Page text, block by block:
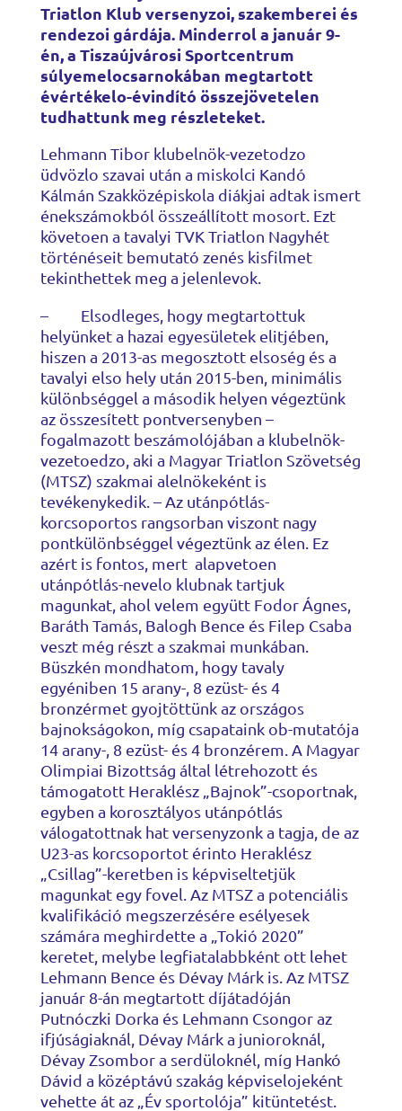
Triatlon Klub versenyzoi, szakemberei és
rendezoi gárdája. Minderrol a január 9-
én, a Tiszaújvárosi Sportcentrum
súlyemelocsarnokában megtartott
évértékelo-évindító összejövetelen
tudhattunk meg részleteket.
Lehmann Tibor klubelnök-vezetodzo
üdvözlo szavai után a miskolci Kandó
Kálmán Szakközépiskola diákjai adtak ismert
énekszámokból összeállított mosort. Ezt
követoen a tavalyi TVK Triatlon Nagyhét
történéseit bemutató zenés kisfilmet
tekinthettek meg a jelenlevok.
– Elsodleges, hogy megtartottuk
helyünket a hazai egyesületek elitjében,
hiszen a 2013-as megosztott elsoség és a
tavalyi elso hely után 2015-ben, minimális
különbséggel a második helyen végeztünk
az összesített pontversenyben –
fogalmazott beszámolójában a klubelnök-
vezetoedzo, aki a Magyar Triatlon Szövetség
(MTSZ) szakmai alelnökeként is
tevékenykedik. – Az utánpótlás-
korcsoportos rangsorban viszont nagy
pontkülönbséggel végeztünk az élen. Ez
azért is fontos, mert alapvetoen
utánpótlás-nevelo klubnak tartjuk
magunkat, ahol velem együtt Fodor Ágnes,
Baráth Tamás, Balogh Bence és Filep Csaba
veszt még részt a szakmai munkában.
Büszkén mondhatom, hogy tavaly
egyéniben 15 arany-, 8 ezüst- és 4
bronzérmet gyojtöttünk az országos
bajnokságokon, míg csapataink ob-mutatója
14 arany-, 8 ezüst- és 4 bronzérem. A Magyar
Olimpiai Bizottság által létrehozott és
támogatott Heraklész „Bajnok”-csoportnak,
egyben a korosztályos utánpótlás
válogatottnak hat versenyzonk a tagja, de az
U23-as korcsoportot érinto Heraklész
„Csillag”-keretben is képviseltetjük
magunkat egy fovel. Az MTSZ a potenciális
kvalifikáció megszerzésére esélyesek
számára meghirdette a „Tokió 2020”
keretet, melybe legfiatalabbként ott lehet
Lehmann Bence és Dévay Márk is. Az MTSZ
január 8-án megtartott díjátadóján
Putnóczki Dorka és Lehmann Csongor az
ifjúságiaknál, Dévay Márk a junioroknál,
Dévay Zsombor a serdüloknél, míg Hankó
Dávid a középtávú szakág képviselojeként
vehette át az „Év sportolója” kitüntetést.